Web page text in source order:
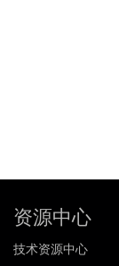
资源中心
技术资源中心